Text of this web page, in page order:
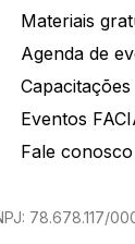
Materiais
Agenda de
Capacitações
Eventos
Fale conosco
78.678.117/